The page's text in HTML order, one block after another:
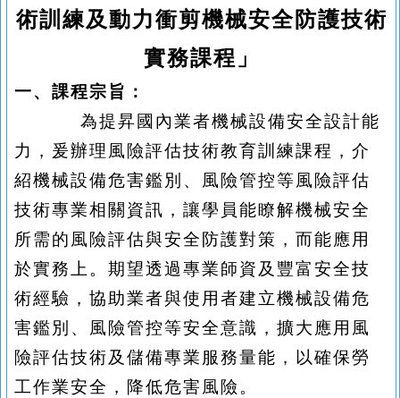
術訓練及動力衝剪機械安全防護技術
實務課程 」
一、課程宗旨：
為提昇國內業者機械設備安全設計能
力， 爰辦理風險評估技術教育訓練課程， 介
紹機械設備危害鑑別、風險管控等風險評估
技術專業相關資訊，讓學員能瞭解機械安全
所需的風險評估與安全防護對策，而能應用
於實務上。期望透過專業師資及豐富安全技
術經驗，協助業者與使用者建立機械設備危
害鑑別、風險管控等安全意識，擴大應用風
險評估技術及儲備專業服務量能，以確保勞
工作業安全，降低危害風險。